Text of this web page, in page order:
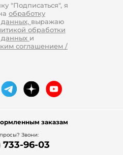
"Подписаться", я
обработку
выражаю
обработки
данных и
соглашением /
заказам
Звони:
733-96-03